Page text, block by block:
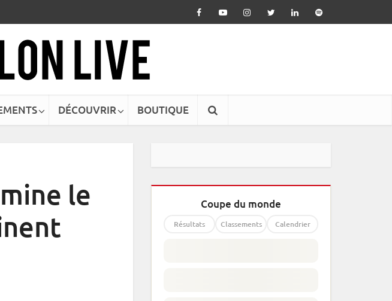
DÉCOUVRIR BOUTIQUE
le
Coupe du monde
Résultats Classements Calendrier